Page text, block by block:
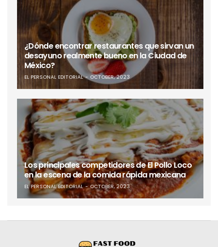
¿Dónde encontrar restaurantes que sirvan un
desayuno realmente bueno en la Ciudad de
México?
EL PERSONAL EDITORIAL OCTOBER, 2023
Los principales competidores de El Pollo Loco
en la escena de la comida rápida mexicana
EL PERSONAL EDITORIAL OCTOBER, 2023